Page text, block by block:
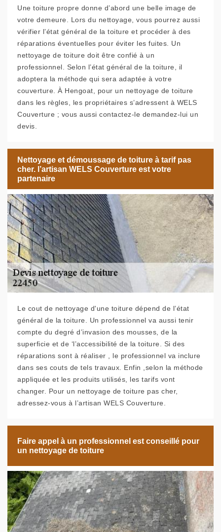
Une toiture propre donne d’abord une belle image de
votre demeure. Lors du nettoyage, vous pourrez aussi
vérifier l’état général de la toiture et procéder à des
réparations éventuelles pour éviter les fuites. Un
nettoyage de toiture doit être confié à un
professionnel. Selon l’état général de la toiture, il
adoptera la méthode qui sera adaptée à votre
couverture. À Hengoat, pour un nettoyage de toiture
dans les règles, les propriétaires s’adressent à WELS
Couverture ; vous aussi contactez-le demandez-lui un
devis.
Nettoyage et démoussage de toiture à tarif pas
cher. l’artisan WELS Couverture est votre
partenaire
Le cout de nettoyage d'une toiture dépend de l’état
général de la toiture. Un professionnel va aussi tenir
compte du degré d’invasion des mousses, de la
superficie et de ‘l’accessibilité de la toiture. Si des
réparations sont à réaliser , le professionnel va inclure
dans ses couts de tels travaux. Enfin ,selon la méthode
appliquée et les produits utilisés, les tarifs vont
changer. Pour un nettoyage de toiture pas cher,
adressez-vous à l’artisan WELS Couverture.
Faire appel à un professionnel est conseillé pour
un nettoyage de toiture